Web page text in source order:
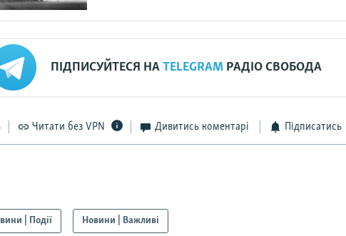
ПІДПИСУЙТЕСЯ НАTELEGRAM РАДІО СВОБОДА
Читати без VPN Дивитись коментарі Підписатись
| Події Новини | Важливі